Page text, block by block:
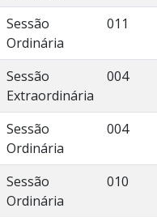
Sessão
Ordinária
011
Sessão
Extraordinária
004
Sessão
Ordinária
004
Sessão
Ordinária
010